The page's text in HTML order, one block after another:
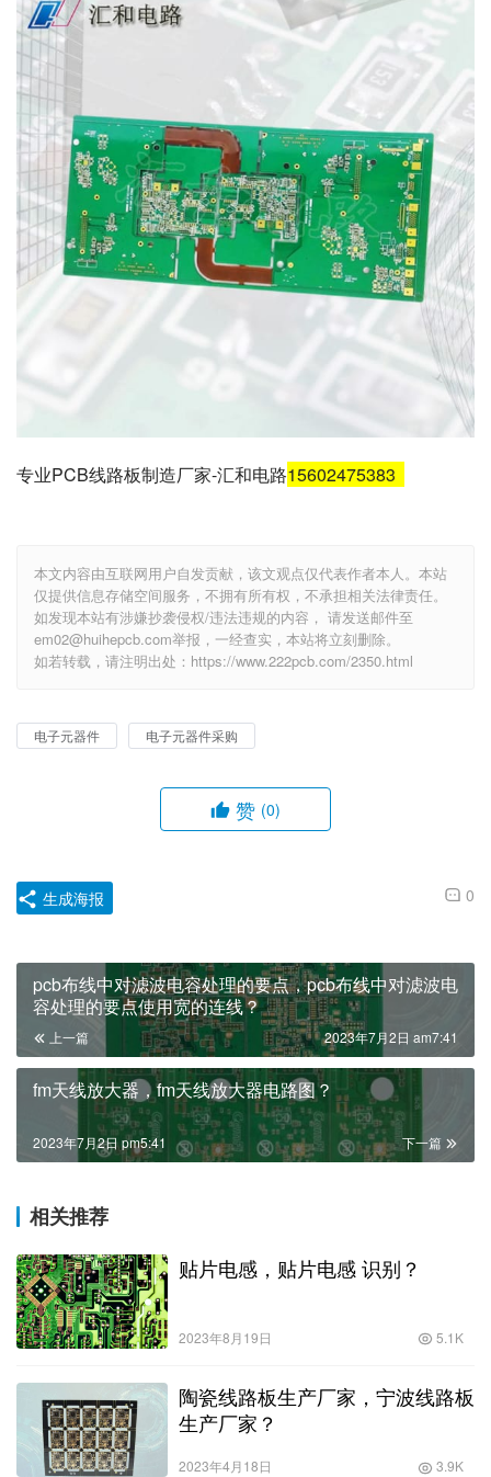
专业PCB线路板制造厂家-汇和电路15602475383
本文内容由互联网用户自发贡献，该文观点仅代表作者本人。本站
仅提供信息存储空间服务，不拥有所有权，不承担相关法律责任。
如发现本站有涉嫌抄袭侵权/违法违规的内容， 请发送邮件至
em02@huihepcb.com举报，一经查实，本站将立刻删除。
如若转载，请注明出处：https://www.222pcb.com/2350.html
电子元器件 电子元器件采购
赞 (0)
0
生成海报
pcb布线中对滤波电容处理的要点，pcb布线中对滤波电
容处理的要点使用宽的连线？
上一篇 2023年7月2日 am7:41
fm天线放大器，fm天线放大器电路图？
下一篇
2023年7月2日 pm5:41
相关推荐
贴片电感，贴片电感 识别？
2023年8月19日 5.1K
陶瓷线路板生产厂家，宁波线路板
生产厂家？
2023年4月18日 3.9K